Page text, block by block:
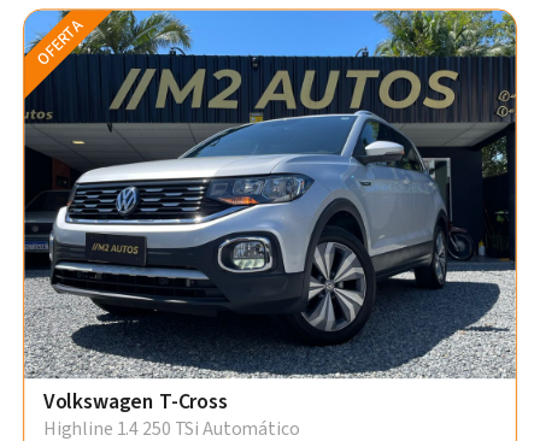
OFERTA
Volkswagen T-Cross
Highline 1.4 250 TSi Automático